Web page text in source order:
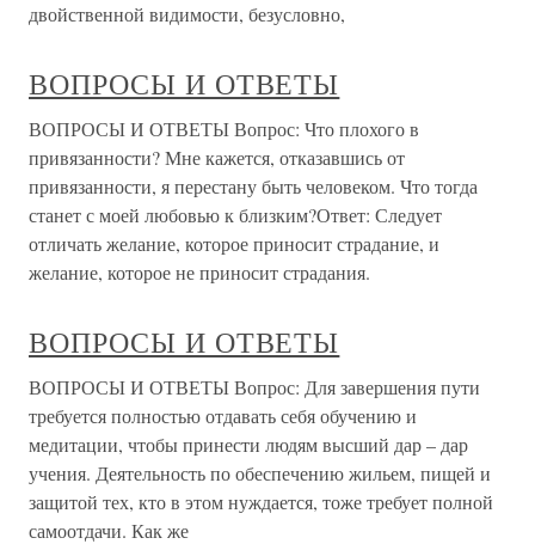
двойственной видимости, безусловно,
ВОПРОСЫ И ОТВЕТЫ
ВОПРОСЫ И ОТВЕТЫ Вопрос: Что плохого в
привязанности? Мне кажется, отказавшись от
привязанности, я перестану быть человеком. Что тогда
станет с моей любовью к близким?Ответ: Следует
отличать желание, которое приносит страдание, и
желание, которое не приносит страдания.
ВОПРОСЫ И ОТВЕТЫ
ВОПРОСЫ И ОТВЕТЫ Вопрос: Для завершения пути
требуется полностью отдавать себя обучению и
медитации, чтобы принести людям высший дар – дар
учения. Деятельность по обеспечению жильем, пищей и
защитой тех, кто в этом нуждается, тоже требует полной
самоотдачи. Как же